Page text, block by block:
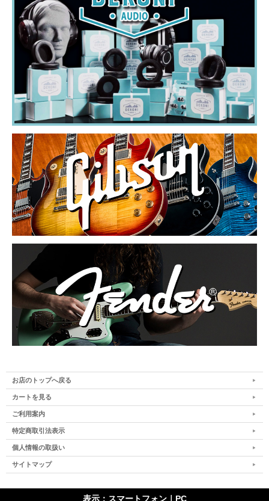
お店のトップへ戻る
カートを見る
ご利用案内
特定商取引法表示
個人情報の取扱い
サイトマップ
表示：スマートフォン｜ PC